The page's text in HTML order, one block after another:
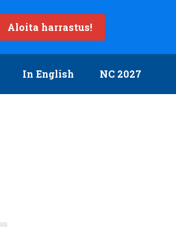
Aloita harrastus!
In English NC 2027